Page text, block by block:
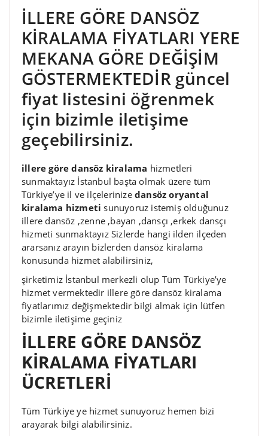
İLLERE GÖRE DANSÖZ
KİRALAMA FİYATLARI YERE
MEKANA GÖRE DEĞİŞİM
GÖSTERMEKTEDİR güncel
fiyat listesini öğrenmek
için bizimle iletişime
geçebilirsiniz.
illere göre dansöz kiralama hizmetleri
sunmaktayız İstanbul başta olmak üzere tüm
Türkiye’ye il ve ilçelerinize dansöz oryantal
kiralama hizmeti sunuyoruz istemiş olduğunuz
illere dansöz ,zenne ,bayan ,dansçı ,erkek dansçı
hizmeti sunmaktayız Sizlerde hangi ilden ilçeden
ararsanız arayın bizlerden dansöz kiralama
konusunda hizmet alabilirsiniz,
şirketimiz İstanbul merkezli olup Tüm Türkiye’ye
hizmet vermektedir illere göre dansöz kiralama
fiyatlarımız değişmektedir bilgi almak için lütfen
bizimle iletişime geçiniz
İLLERE GÖRE DANSÖZ
KİRALAMA FİYATLARI
ÜCRETLERİ
Tüm Türkiye ye hizmet sunuyoruz hemen bizi
arayarak bilgi alabilirsiniz.